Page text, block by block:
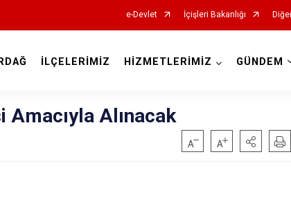
e-Devlet İçişleri Bakanlığı
İLÇELERİMİZ HİZMETLERİMİZ GÜNDEM
Amacıyla Alınacak